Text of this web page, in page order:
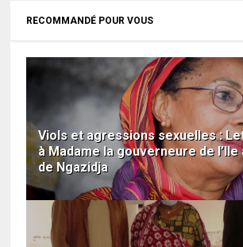
RECOMMANDÉ POUR VOUS
Viols et agressions sexuelles :
à Madame la gouverneure de
de Ngazidja